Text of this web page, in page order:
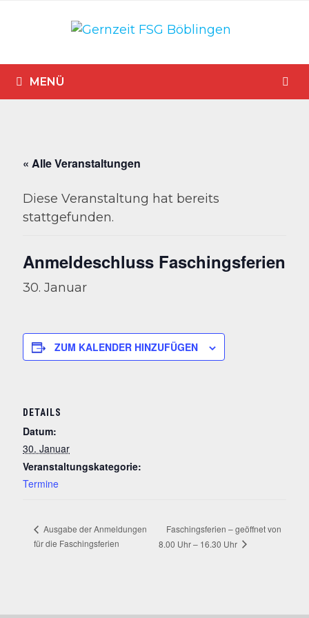
MENÜ
« Alle Veranstaltungen
Diese Veranstaltung hat bereits
stattgefunden.
Anmeldeschluss Faschingsferien
30. Januar
ZUM KALENDER HINZUFÜGEN
DETAILS
Datum:
30. Januar
Veranstaltungskategorie:
Termine
Ausgabe der Anmeldungen
für die Faschingsferien
Faschingsferien – geöffnet von
8.00 Uhr – 16.30 Uhr